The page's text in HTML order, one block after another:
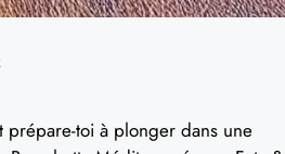
prépare-toi à plonger dans une